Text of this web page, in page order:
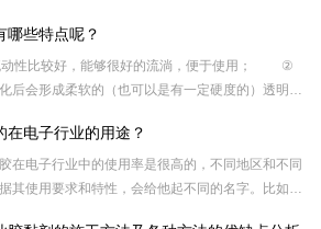
哪些特点呢？
比较好，能够很好的流淌，便于使用； ②
后会形成柔软的（也可以是有一定硬度的）透明的
耐
在电子行业的用途？
电子行业中的使用率是很高的，不同地区和不同
其使用要求和特性，会给他起不同的名字。比如：